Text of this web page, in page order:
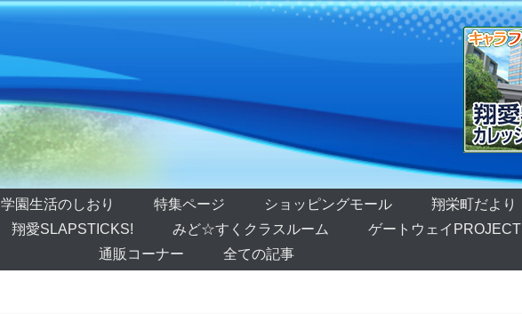
学園生活のしおり 特集ページ ショッピングモール 翔栄町だより
翔愛SLAPSTICKS! みど☆すくクラスルーム ゲートウェイPROJECT
通販コーナー
全ての記事